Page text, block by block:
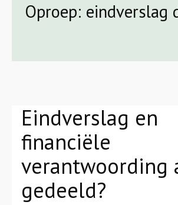
Oproep: eindverslag
Eindverslag en
financiële
verantwoording
gedeeld?